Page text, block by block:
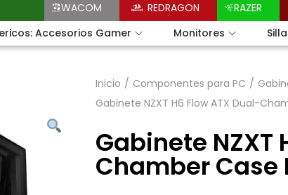
WACOM REDRAGON RAZER
Accesorios Gamer Monitores
Inicio / Componentes para PC /
Gabinete NZXT H6 Flow ATX Dual-
Gabinete NZXT
Chamber Case